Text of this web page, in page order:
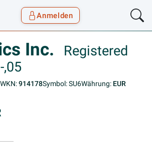
Anmelden
Inc.
Registered
,05
WKN:914178Symbol: SU6Währung: EUR